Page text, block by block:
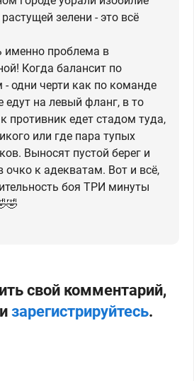
зелени - это всё
именно проблема в
Когда балансит по
- одни черти как по команде
едут на левый фланг, в то
противник едет стадом туда,
или где пара тупых
Выносят пустой берег и
очко к адекватам. Вот и всё,
боя ТРИ минуты
свой комментарий,
зарегистрируйтесь.